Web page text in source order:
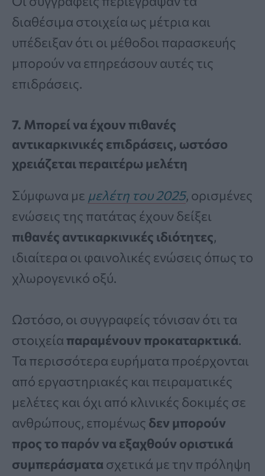
διαθέσιμα στοιχεία ως μέτρια και
υπέδειξαν ότι οι μέθοδοι παρασκευής
μπορούν να επηρεάσουν αυτές τις
επιδράσεις.
7. Μπορεί να έχουν πιθανές
αντικαρκινικές επιδράσεις, ωστόσο
χρειάζεται περαιτέρω μελέτη
Σύμφωνα με μελέτη του 2025, ορισμένες
ενώσεις της πατάτας έχουν δείξει
πιθανές αντικαρκινικές ιδιότητες,
ιδιαίτερα οι φαινολικές ενώσεις όπως το
χλωρογενικό οξύ.
Ωστόσο, οι συγγραφείς τόνισαν ότι τα
στοιχεία παραμένουν προκαταρκτικά.
Τα περισσότερα ευρήματα προέρχονται
από εργαστηριακές και πειραματικές
μελέτες και όχι από κλινικές δοκιμές σε
ανθρώπους, επομένως δεν μπορούν
προς το παρόν να εξαχθούν οριστικά
συμπεράσματα σχετικά με την πρόληψη